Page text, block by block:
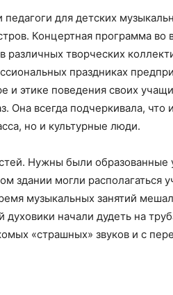
для детских
Концертная программа
различных творческих
праздниках
и этике поведения своих
Она всегда подчеркивала,
но и культурные люди.
Нужны были
здании могли
музыкальных занятий
духовики начали дудеть на
«страшных» звуков и с